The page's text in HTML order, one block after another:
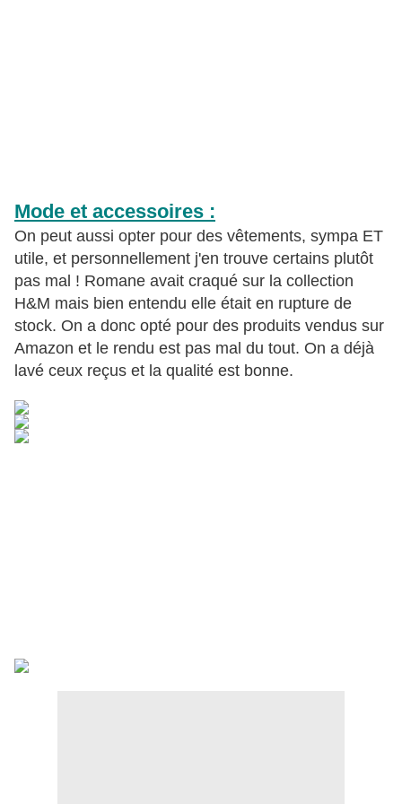
Mode et accessoires :
On peut aussi opter pour des vêtements, sympa ET
utile, et personnellement j'en trouve certains plutôt
pas mal ! Romane avait craqué sur la collection
H&M mais bien entendu elle était en rupture de
stock. On a donc opté pour des produits vendus sur
Amazon et le rendu est pas mal du tout. On a déjà
lavé ceux reçus et la qualité est bonne.